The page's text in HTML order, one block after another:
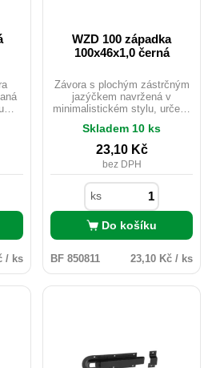
/ ks
WZD 100 západka
100x46x1,0 černá
Závora s plochým zástrčným
jazýčkem navržená v
minimalistickém stylu, určená
beden. Zabraňuje
samovolnému otevření nebo
pohybu dvířek a vík.
Skladem 10 ks
23,10 Kč
bez DPH
ks
Do košíku
BF 850811 23,10 Kč / ks